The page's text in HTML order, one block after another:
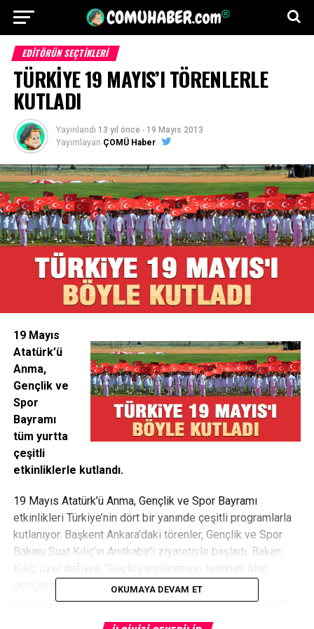
EDITÖRÜN SEÇTIKLERI
TÜRKİYE 19 MAYIS’I TÖRENLERLE
KUTLADI
Yayınlandı 13 yıl önce - 19 Mayıs 2013
Yayımlayan ÇOMÜ Haber
19 Mayıs
Atatürk’ü
Anma,
Gençlik ve
Spor
Bayramı
tüm yurtta
çeşitli
etkinliklerle kutlandı.
19 Mayıs Atatürk’ü Anma, Gençlik ve Spor Bayramı
etkinlikleri Türkiye’nin dört bir yanınde çeşitli programlarla
kutlanıyor. Başkent Ankara’daki törenler, Gençlik ve Spor
Bakanı Suat Kılıç’ın Anıtkabir’i ziyaretiyle başladı. Bakan
gençlerimiz, sizden ve şanlı tarihinden aldığı güçle,
geleceğe emin adımlarla yürüyecek, tek vatan, tek devlet,
tek bayrak ve tek millet olma düsturundan asla
OKUMAYA DEVAM ET